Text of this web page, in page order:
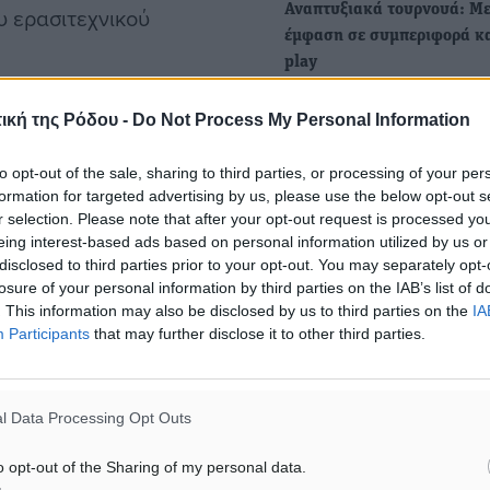
της Ρόδου - Do Not Process My Personal Information
opt-out of the sale, sharing to third parties, or processing of your
for targeted advertising by us, please use the below opt-out
selection. Please note that after your opt-out request is processed
interest-based ads based on personal information utilized by us
to third parties prior to your opt-out. You may separately
of your personal information by third parties on the IAB’s list of
This information may also be disclosed by us to third parties on the
Participants that may further disclose it to other third parties.
Data Processing Opt Outs
opt-out of the Sharing of my personal data.
ερασιτεχνικού
πλέον πιο ήρεμη
στο ματς με τον
ως ιδιαίτερα σημαντικό
την αντιξοότητα
η ομάδα του
να ανακτήσει τις
επικίνδυνο, καθώς
ομάδα και ζητάει
για μία στιγμή τη
συνεχόμενη νίκη
Αναπτυξιακά τουρνουά:
έμφαση σε συμπεριφορά
play
τουρνουά της Επιτροπής
να…